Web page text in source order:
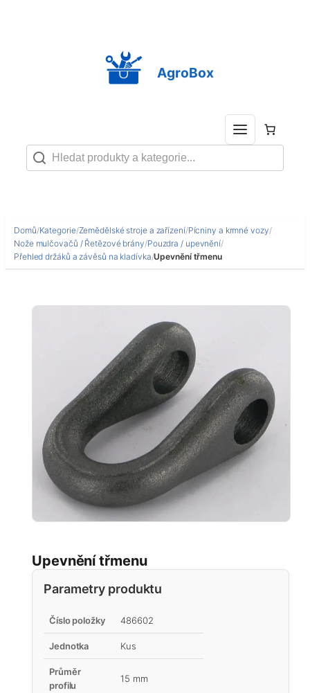
AgroBox
Domů/Kategorie/Zemědělské stroje a zařízení/Pícniny a krmné vozy/
Nože mulčovačů / Řetězové brány/Pouzdra / upevnění/
Přehled držáků a závěsů na kladívka/Upevnění třmenu
Upevnění třmenu
Parametry produktu
Číslo položky 486602
Jednotka Kus
Průměr
profilu
15 mm